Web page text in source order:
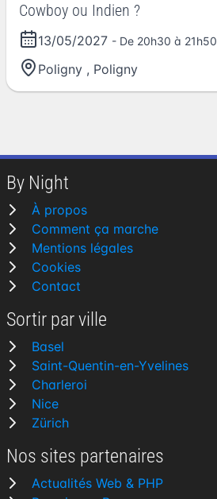
Cowboy ou Indien ?
13/05/2027 - De 20h30 à 21h50
Poligny , Poligny
By Night
À propos
Comment ça marche
Mentions légales
Cookies
Contact
Sortir par ville
Basel
Saint-Quentin-en-Yvelines
Charleroi
Nice
Zürich
Nos sites partenaires
Actualités Web & PHP